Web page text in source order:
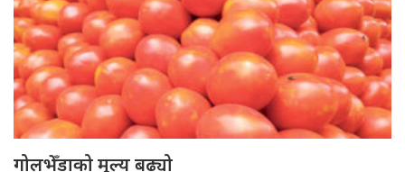
गोलभेँडाको मूल्य बढ्यो